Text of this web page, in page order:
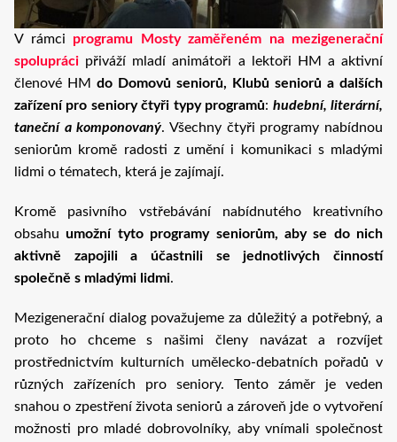
V rámci programu Mosty zaměřeném na mezigenerační
spolupráci přiváží mladí animátoři a lektoři HM a aktivní
členové HM do Domovů seniorů, Klubů seniorů a dalších
zařízení pro seniory čtyři typy programů: hudební, literární,
taneční a komponovaný. Všechny čtyři programy nabídnou
seniorům kromě radosti z umění i komunikaci s mladými
lidmi o tématech, která je zajímají.
Kromě pasivního vstřebávání nabídnutého kreativního
obsahuumožní tyto programy seniorům, aby se do nich
aktivně zapojili a účastnili se jednotlivých činností
společně s mladými lidmi.
Mezigenerační dialog považujeme za důležitý a potřebný, a
proto ho chceme s našimi členy navázat a rozvíjet
prostřednictvím kulturních umělecko-debatních pořadů v
různých zařízeních pro seniory. Tento záměr je veden
snahou o zpestření života seniorů a zároveň jde o vytvoření
možnosti pro mladé dobrovolníky, aby vnímali společnost